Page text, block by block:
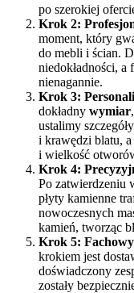
po szerokiej
Krok 2:
moment, który
do mebli i ścian.
niedokładności, a
nienagannie.
Krok 3:
dokładny wymiar
ustalimy
i krawędzi blatu,
i wielkość
Krok 4:
Po zatwierdzeniu
płyty kamienne
nowoczesnych
kamień, tworząc
Krok 5:
krokiem jest
doświadczony
zostały